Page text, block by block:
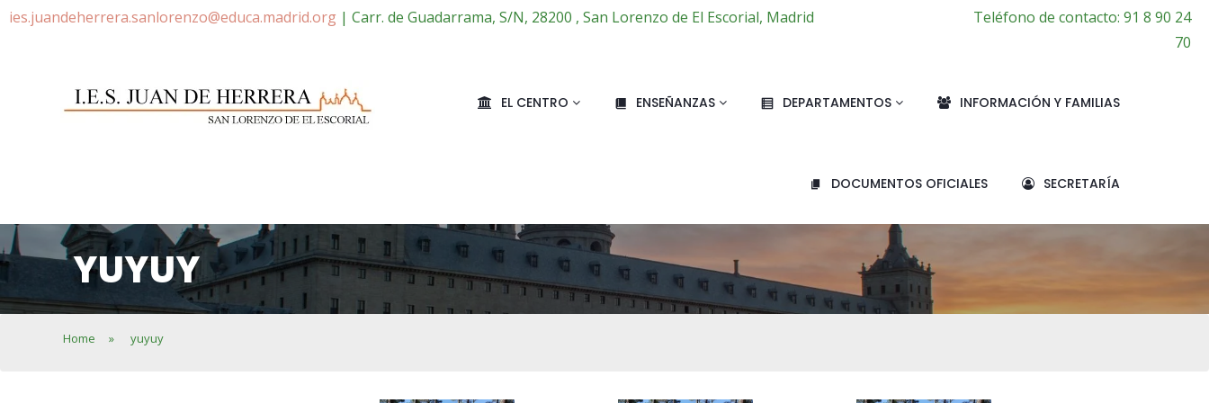
ies.juandeherrera.sanlorenzo@educa.madrid.org | Carr. de Guadarrama, S/N, 28200 , San Lorenzo de El Escorial, Madrid
Teléfono de contacto: 91 8 90 24
70
EL CENTRO ENSEÑANZAS DEPARTAMENTOS INFORMACIÓN Y FAMILIAS
DOCUMENTOS OFICIALES SECRETARÍA
YUYUY
Home » yuyuy